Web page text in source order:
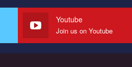
Youtube
Join us on Youtube